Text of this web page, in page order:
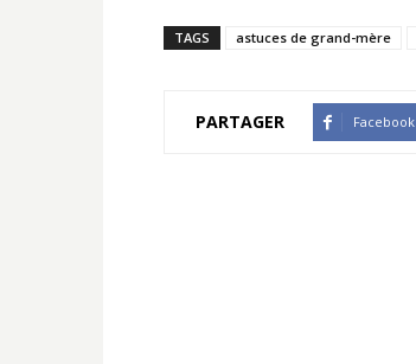
TAGS astuces de grand-mère
PARTAGER Facebook